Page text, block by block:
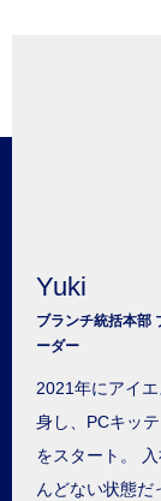
採用資料ダウ
よく
募集職種
障がい者採用
ウェルカム
アルムナイ
シニア採用
Yuki
ブランチ統括本部
ーダー
2021年にアイ
身し、PCキッ
をスタート。
んどない状態だ